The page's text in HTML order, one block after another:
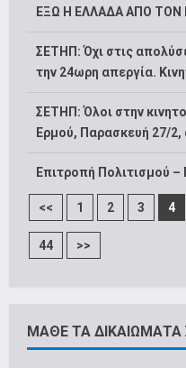
ΕΞΩ Η ΕΛΛΑΔΑ ΑΠΟ
ΣΕΤΗΠ: Όχι στις
την 24ωρη απεργία.
ΣΕΤΗΠ: Όλοι στην
Ερμού, Παρασκευή 27/2,
Επιτροπή Πολιτισμού –
<< 1 2 3 4
44 >>
ΜΑΘΕ ΤΑ ΔΙΚΑΙΩΜΑΤΑ